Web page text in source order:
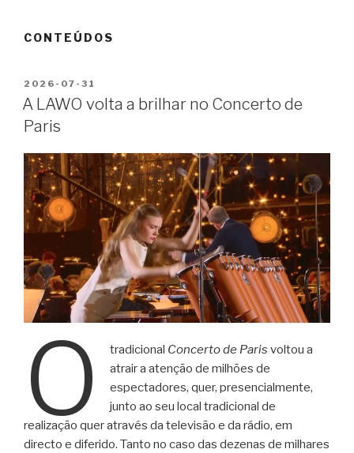
CONTEÚDOS
PUBLICADO
EM
2026-07-31
A LAWO volta a brilhar no Concerto de
Paris
O tradicional Concerto de Paris voltou a
atrair a atenção de milhões de
espectadores, quer, presencialmente,
junto ao seu local tradicional de
realização quer através da televisão e da rádio, em
directo e diferido. Tanto no caso das dezenas de milhares